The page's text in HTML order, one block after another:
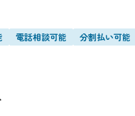
電話相談可能 分割払い可能